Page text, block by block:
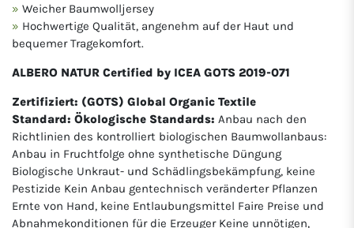
Weicher Baumwolljersey
Hochwertige Qualität, angenehm auf der Haut und
bequemer Tragekomfort.
ALBERO NATUR Certified by ICEA GOTS 2019-071
Zertifiziert: (GOTS) Global Organic Textile
Standard: Ökologische Standards: Anbau nach den
Richtlinien des kontrolliert biologischen Baumwollanbaus:
Anbau in Fruchtfolge ohne synthetische Düngung
Biologische Unkraut- und Schädlingsbekämpfung, keine
Pestizide Kein Anbau gentechnisch veränderter Pflanzen
Ernte von Hand, keine Entlaubungsmittel Faire Preise und
Abnahmekonditionen für die Erzeuger Keine unnötigen,